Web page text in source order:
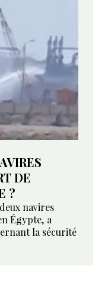
DE
?
navires
Égypte, a
la sécurité